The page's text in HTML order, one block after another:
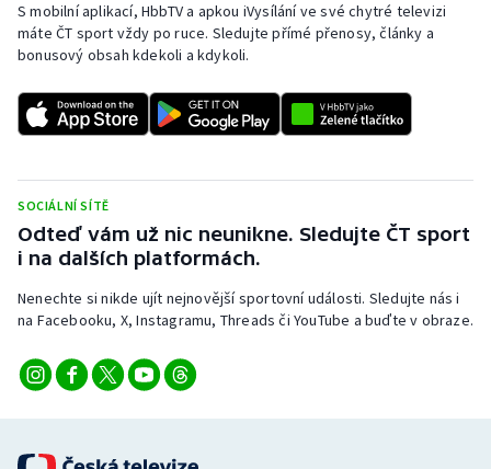
S mobilní aplikací, HbbTV a apkou iVysílání ve své chytré televizi
máte ČT sport vždy po ruce. Sledujte přímé přenosy, články a
bonusový obsah kdekoli a kdykoli.
SOCIÁLNÍ SÍTĚ
Odteď vám už nic neunikne. Sledujte ČT sport
i na dalších platformách.
Nenechte si nikde ujít nejnovější sportovní události. Sledujte nás i
na Facebooku, X, Instagramu, Threads či YouTube a buďte v obraze.